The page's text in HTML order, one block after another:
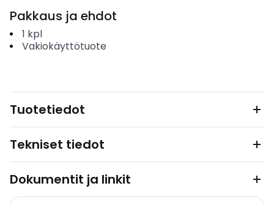
Pakkaus ja ehdot
1 kpl
Vakiokäyttötuote
Tuotetiedot
Tekniset tiedot
Dokumentit ja linkit